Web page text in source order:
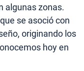
algunas zonas.
se asoció con
originando los
hoy en